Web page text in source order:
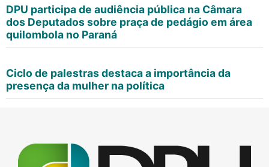
DPU participa de audiência pública na Câmara
dos Deputados sobre praça de pedágio em área
quilombola no Paraná
Ciclo de palestras destaca a importância da
presença da mulher na política